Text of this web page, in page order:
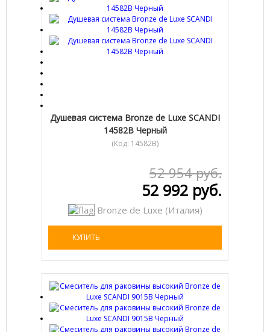
Душевая система Bronze de Luxe SCANDI
14582B Черный
(Код: 14582B)
52 954 руб.
52 992 руб.
Bronze de Luxe (Италия)
КУПИТЬ